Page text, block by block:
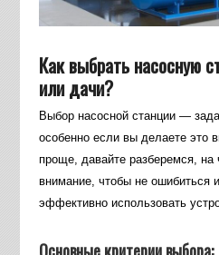
Как выбрать насосную
или дачи?
Выбор насосной станции —
особенно если вы делаете это
проще, давайте разберемся, на
внимание, чтобы не ошибиться
эффективно использовать